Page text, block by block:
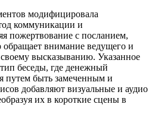
модифицировала
коммуникации и
пожертвование с посланием,
обращает внимание ведущего и
высказыванию. Указанное
беседы, где денежный
путем быть замеченным и
добавляют визуальные и аудио
их в короткие сцены в